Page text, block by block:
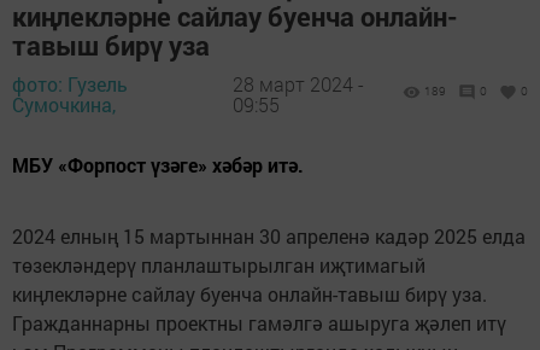
киңлекләрне сайлау буенча онлайн-
тавыш бирү уза
фото: Гузель
Сумочкина,
28 март 2024 -
09:55
189 0 0
МБУ «Форпост үзәге» хәбәр итә.
2024 елның 15 мартыннан 30 апреленә кадәр 2025 елда
төзекләндерү планлаштырылган иҗтимагый
киңлекләрне сайлау буенча онлайн-тавыш бирү уза.
Гражданнарны проектны гамәлгә ашыруга җәлеп итү